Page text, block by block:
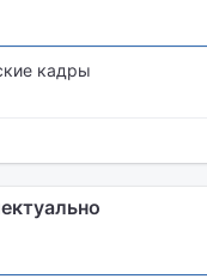
кадры